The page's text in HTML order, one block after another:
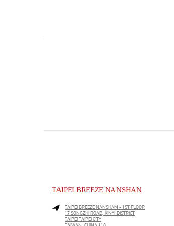
TAIPEI BREEZE NANSHAN
TAIPEI BREEZE NANSHAN - 1ST FLOOR
17 SONGZHI ROAD, XINYI DISTRICT
TAIPEI TAIPEI CITY